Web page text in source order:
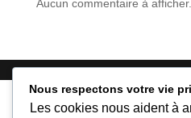
Aucun commentaire à afficher.
Nous respectons votre vie
Les cookies nous aident à